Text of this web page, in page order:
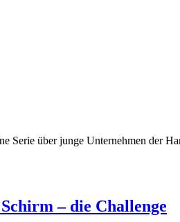
Serie über junge Unternehmen der
– die Challenge